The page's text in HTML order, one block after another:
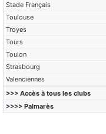
Stade Français
Toulouse
Troyes
Tours
Toulon
Strasbourg
Valenciennes
>>> Accès à tous les clubs
>>>> Palmarès